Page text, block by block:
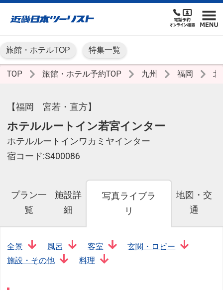
旅館・ホテルTOP 特集一覧
TOP 旅館・ホテル予約TOP 九州 福岡
【福岡 宮若・直方】
ホテルルートイン若宮インター
ホテルルートインワカミヤインター
宿コード:S400086
プラン一
覧
施設詳
細
写真ライブラ
リ
地図・交
通
全景 風呂 客室
玄関・ロビー
施設・その他
料理